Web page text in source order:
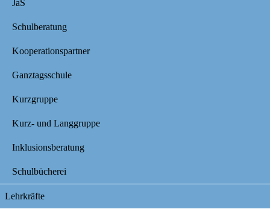
JaS
Schulberatung
Kooperationspartner
Ganztagsschule
Kurzgruppe
Kurz- und Langgruppe
Inklusionsberatung
Schulbücherei
Lehrkräfte